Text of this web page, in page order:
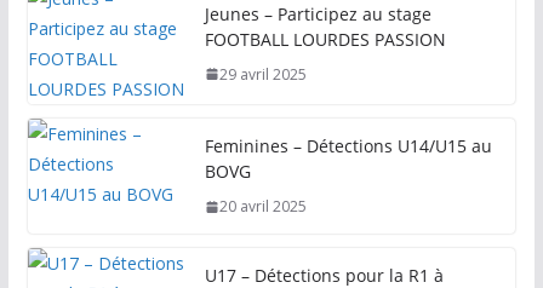
Jeunes – Participez au stage
FOOTBALL LOURDES PASSION
29 avril 2025
Feminines – Détections U14/U15 au
BOVG
20 avril 2025
U17 – Détections pour la R1 à